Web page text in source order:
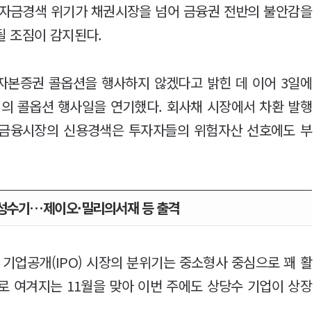
금경색 위기가 채권시장을 넘어 금융권 전반의 불안감을
조짐이 감지된다.
본증권 콜옵션을 행사하지 않겠다고 밝힌 데 이어 3일에
콜옵션 행사일을 연기했다. 회사채 시장에서 차환 발행
융시장의 신용경색은 투자자들의 위험자산 선호에도 부
수기…제이오·밀리의서재 등 출격
업공개(IPO) 시장의 분위기는 중소형사 중심으로 꽤 활
여겨지는 11월을 맞아 이번 주에도 상당수 기업이 상장